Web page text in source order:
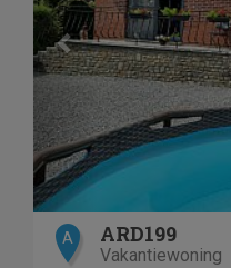
A ARD199
Vakantiewoning